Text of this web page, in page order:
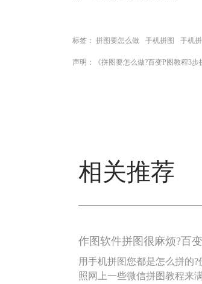
标签： 拼图要怎么做 手机拼图 手机
声明：《拼图要怎么做?百变P图教程3
相关推荐
作图软件拼图很麻烦?百
用手机拼图您都是怎么拼的
照网上一些微信拼图教程来